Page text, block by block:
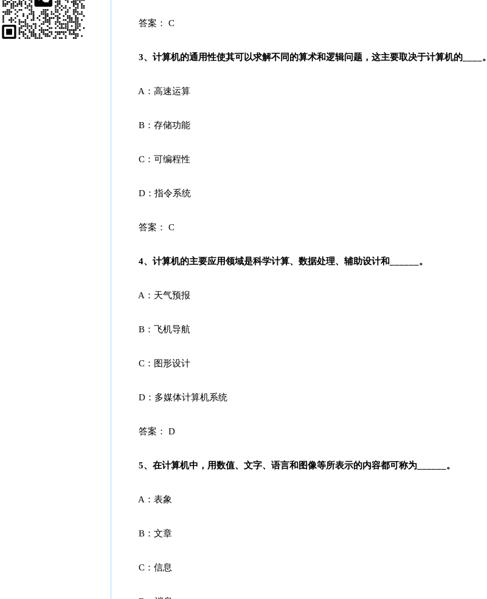
答案： C
3、计算机的通用性使其可以求解不同的算术和逻辑问题，这主要取决于计算机的____。
A：高速运算
B：存储功能
C：可编程性
D：指令系统
答案： C
4、计算机的主要应用领域是科学计算、数据处理、辅助设计和______。
A：天气预报
B：飞机导航
C：图形设计
D：多媒体计算机系统
答案： D
5、在计算机中，用数值、文字、语言和图像等所表示的内容都可称为______。
A：表象
B：文章
C：信息